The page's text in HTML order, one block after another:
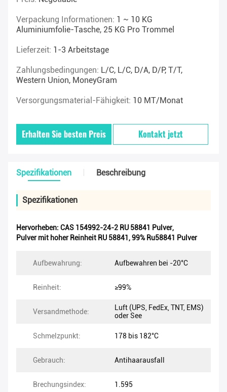
Verpackung Informationen: 1 ~ 10 KG
Aluminiumfolie-Tasche, 25 KG Pro Trommel
Lieferzeit: 1-3 Arbeitstage
Zahlungsbedingungen: L/C, L/C, D/A, D/P, T/T,
Western Union, MoneyGram
Versorgungsmaterial-Fähigkeit: 10 MT/Monat
Erhalten Sie besten Preis Kontakt jetzt
Spezifikationen Beschreibung
Spezifikationen
Hervorheben: CAS 154992-24-2 RU 58841 Pulver,
Pulver mit hoher Reinheit RU 58841 ,99% Ru58841 Pulver
Aufbewahrung: Aufbewahren bei -20°C
Reinheit: ≥99%
Versandmethode:
Luft (UPS, FedEx, TNT, EMS)
oder See
Schmelzpunkt: 178 bis 182°C
Gebrauch: Antihaarausfall
Brechungsindex: 1.595